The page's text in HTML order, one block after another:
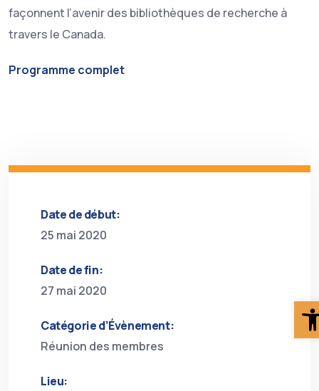
façonnent l’avenir des bibliothèques de recherche à
travers le Canada.
Programme complet
Date de début:
25 mai 2020
Date de fin:
27 mai 2020
Catégorie d’Évènement:
Réunion des membres
Lieu: